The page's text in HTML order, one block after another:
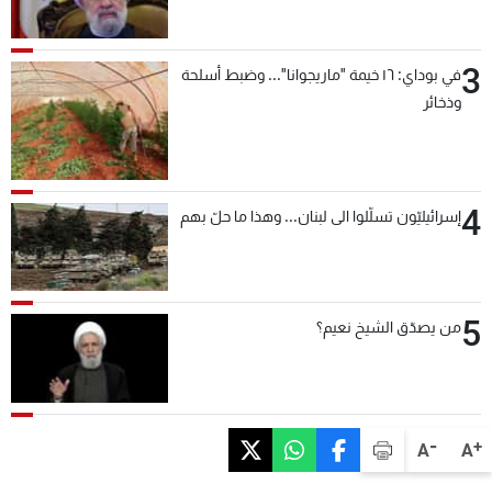
A+
A-
3
في بوداي: ١٦ خيمة "ماريجوانا"... وضبط أسلحة
وذخائر
4إسرائيليّون تسلّلوا الى لبنان... وهذا ما حلّ بهم
5من يصدّق الشيخ نعيم؟